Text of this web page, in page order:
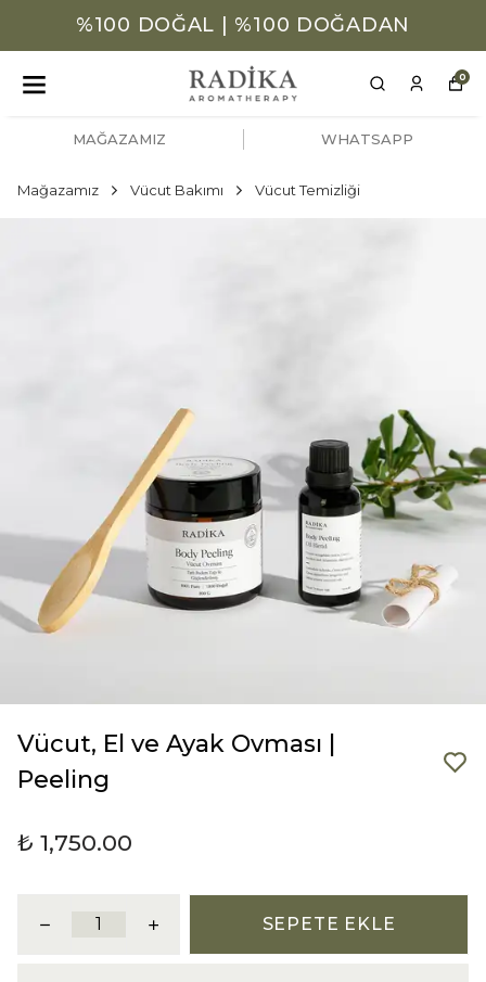
%100 DOĞAL | %100 DOĞADAN
0
MAĞAZAMIZ WHATSAPP
Mağazamız Vücut Bakımı Vücut Temizliği
Vücut, El ve Ayak Ovması |
Peeling
₺ 1,750.00
SEPETE EKLE